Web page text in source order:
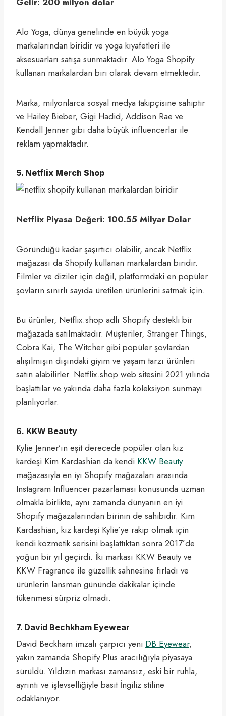
Alo Yoga, dünya genelinde en büyük yoga
markalarından biridir ve yoga kıyafetleri ile
aksesuarları satışa sunmaktadır. Alo Yoga Shopify
kullanan markalardan biri olarak devam etmektedir.
Marka, milyonlarca sosyal medya takipçisine sahiptir
ve Hailey Bieber, Gigi Hadid, Addison Rae ve
Kendall Jenner gibi daha büyük influencerlar ile
reklam yapmaktadır.
5. Netflix Merch Shop
Netflix Piyasa Değeri: 100.55 Milyar Dolar
Göründüğü kadar şaşırtıcı olabilir, ancak Netflix
mağazası da Shopify kullanan markalardan biridir.
Filmler ve diziler için değil, platformdaki en popüler
şovların sınırlı sayıda üretilen ürünlerini satmak için.
Bu ürünler, Netflix.shop adlı Shopify destekli bir
mağazada satılmaktadır. Müşteriler, Stranger Things,
Cobra Kai, The Witcher gibi popüler şovlardan
alışılmışın dışındaki giyim ve yaşam tarzı ürünleri
satın alabilirler. Netflix.shop web sitesini 2021 yılında
başlattılar ve yakında daha fazla koleksiyon sunmayı
planlıyorlar.
6. KKW Beauty
Kylie Jenner’ın eşit derecede popüler olan kız
kardeşi Kim Kardashian da kendi KKW Beauty
mağazasıyla en iyi Shopify mağazaları arasında.
Instagram Influencer pazarlaması konusunda uzman
olmakla birlikte, aynı zamanda dünyanın en iyi
Shopify mağazalarından birinin de sahibidir. Kim
Kardashian, kız kardeşi Kylie’ye rakip olmak için
kendi kozmetik serisini başlattıktan sonra 2017’de
yoğun bir yıl geçirdi. İki markası KKW Beauty ve
KKW Fragrance ile güzellik sahnesine fırladı ve
ürünlerin lansman gününde dakikalar içinde
tükenmesi sürpriz olmadı.
7. David Bechkham Eyewear
David Beckham imzalı çarpıcı yeni DB Eyewear,
yakın zamanda Shopify Plus aracılığıyla piyasaya
sürüldü. Yıldızın markası zamansız, eski bir ruhla,
ayrıntı ve işlevselliğiyle basit İngiliz stiline
odaklanıyor.